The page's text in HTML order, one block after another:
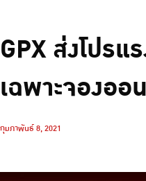
GPX ส่งโปร
เฉพาะจองออ
กุมภาพันธ์ 8, 2021